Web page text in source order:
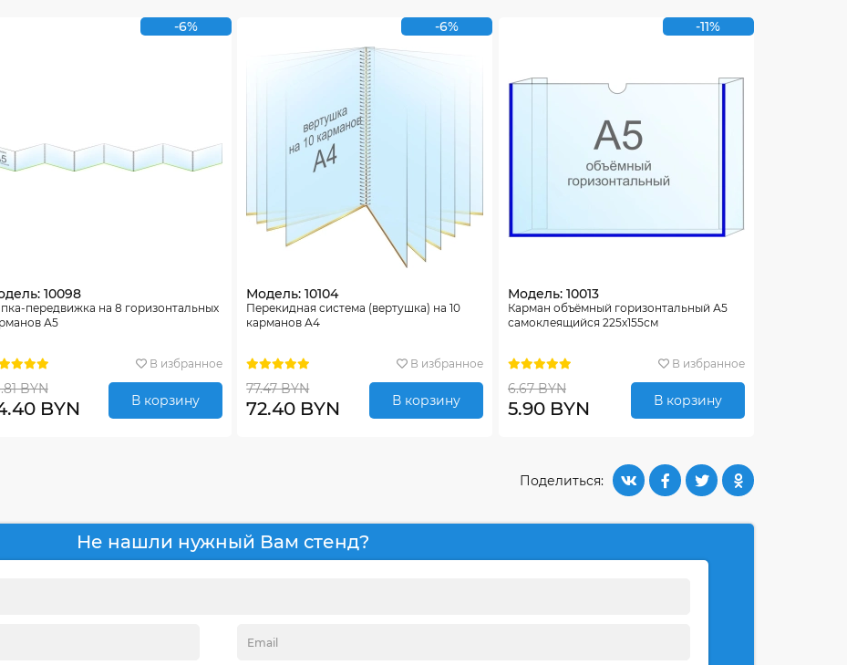
-6%
10098
передвижка на 8 горизонтальных
А5
В избранное
BYN
BYN В корзину
-6%
Модель: 10104
Перекидная система (вертушка) на 10
карманов А4
В избранное
77.47 BYN
72.40 BYN В корзину
-11%
Модель: 10013
Карман объёмный горизонтальный А5
самоклеящийся 225х155см
В избранное
6.67 BYN
5.90 BYN В корзину
Поделиться:
Не нашли нужный Вам стенд?